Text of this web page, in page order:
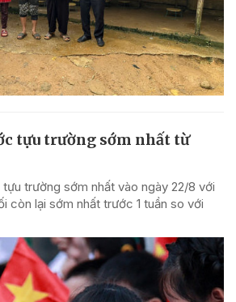
tựu trường sớm nhất từ
trường sớm nhất vào ngày 22/8 với
còn lại sớm nhất trước 1 tuần so với